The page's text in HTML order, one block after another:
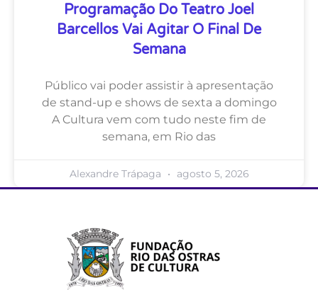
Programação Do Teatro Joel
Barcellos Vai Agitar O Final De
Semana
Público vai poder assistir à apresentação
de stand-up e shows de sexta a domingo
A Cultura vem com tudo neste fim de
semana, em Rio das
Alexandre Trápaga agosto 5, 2026